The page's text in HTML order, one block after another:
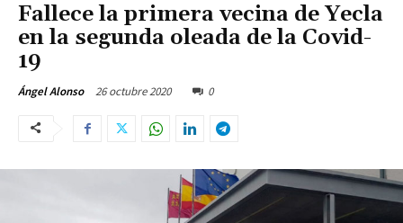
Fallece la primera vecina de Yecla
en la segunda oleada de la Covid-
19
Ángel Alonso 26 octubre 2020 0